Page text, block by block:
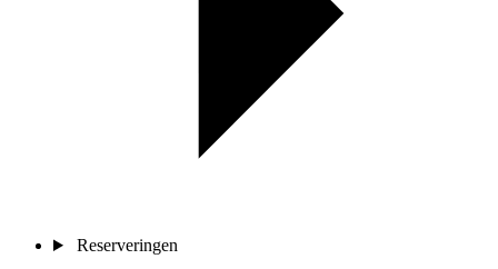
Reserveringen